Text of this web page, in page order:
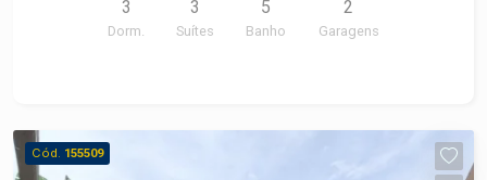
em vidro temperado Escritório Ampla sala de
estar e TV Cozinha com armários Varanda com
anos, mantendo bons acabamentos da época, em
condomínio tranquilo e bem localizado. Agende
3
Dorm.
3
Suítes
5
Banho
2
Garagens
Cód. 155509